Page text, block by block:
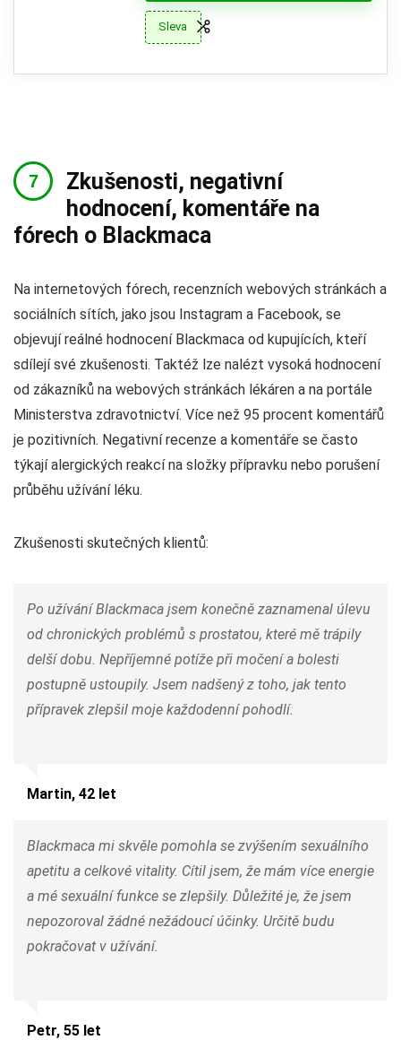
Sleva
Zkušenosti, negativní
hodnocení, komentáře na
fórech o Blackmaca
Na internetových fórech, recenzních webových stránkách a
sociálních sítích, jako jsou Instagram a Facebook, se
objevují reálné hodnocení Blackmaca od kupujících, kteří
sdílejí své zkušenosti. Taktéž lze nalézt vysoká hodnocení
od zákazníků na webových stránkách lékáren a na portále
Ministerstva zdravotnictví. Více než 95 procent komentářů
je pozitivních. Negativní recenze a komentáře se často
týkají alergických reakcí na složky přípravku nebo porušení
průběhu užívání léku.
Zkušenosti skutečných klientů:
Po užívání Blackmaca jsem konečně zaznamenal úlevu
od chronických problémů s prostatou, které mě trápily
delší dobu. Nepříjemné potíže při močení a bolesti
postupně ustoupily. Jsem nadšený z toho, jak tento
přípravek zlepšil moje každodenní pohodlí.
Martin, 42 let
Blackmaca mi skvěle pomohla se zvýšením sexuálního
apetitu a celkové vitality. Cítil jsem, že mám více energie
a mé sexuální funkce se zlepšily. Důležité je, že jsem
nepozoroval žádné nežádoucí účinky. Určitě budu
pokračovat v užívání.
Petr, 55 let